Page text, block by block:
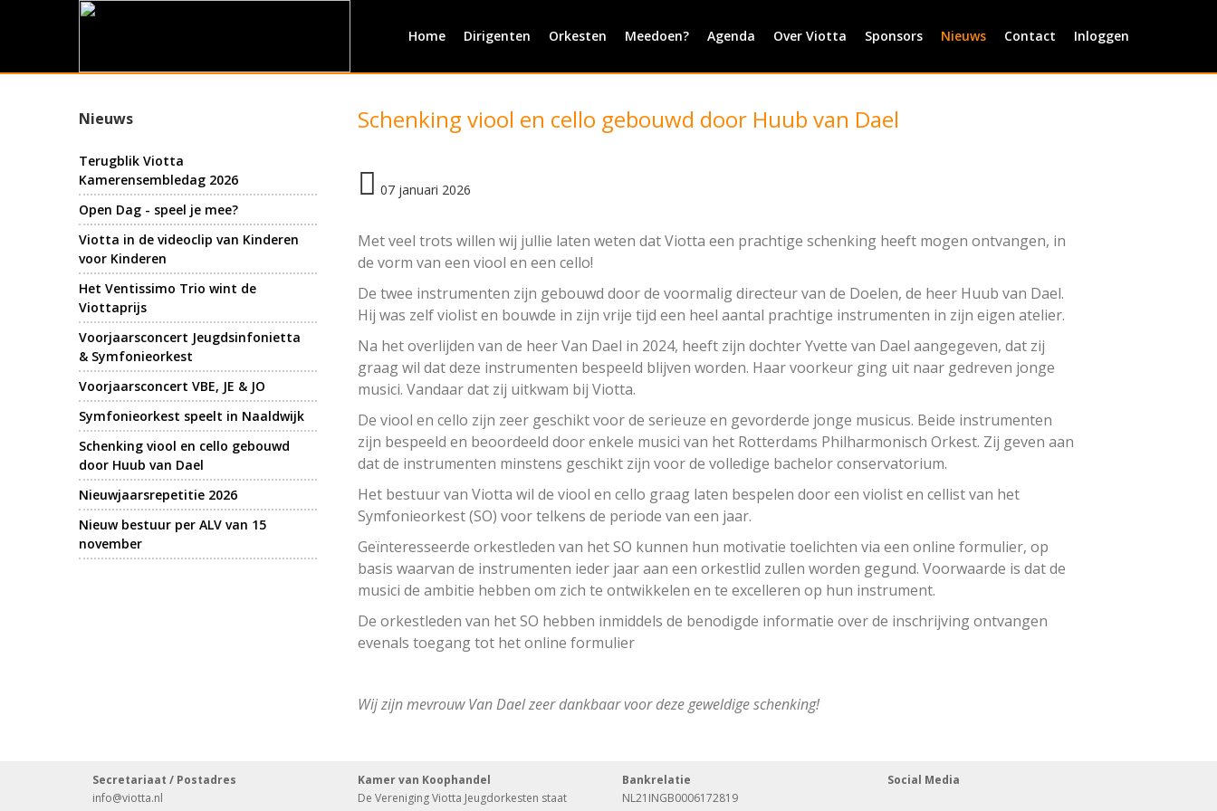
Home Dirigenten Orkesten Meedoen? Agenda Over Viotta Sponsors Nieuws Contact Inloggen
Schenking viool en cello gebouwd door Huub van Dael
07 januari 2026
Met veel trots willen wij jullie laten weten dat Viotta een prachtige schenking heeft mogen ontvangen, in
de vorm van een viool en een cello!
De twee instrumenten zijn gebouwd door de voormalig directeur van de Doelen, de heer Huub van Dael.
Hij was zelf violist en bouwde in zijn vrije tijd een heel aantal prachtige instrumenten in zijn eigen atelier.
Na het overlijden van de heer Van Dael in 2024, heeft zijn dochter Yvette van Dael aangegeven, dat zij
graag wil dat deze instrumenten bespeeld blijven worden. Haar voorkeur ging uit naar gedreven jonge
musici. Vandaar dat zij uitkwam bij Viotta.
De viool en cello zijn zeer geschikt voor de serieuze en gevorderde jonge musicus. Beide instrumenten
zijn bespeeld en beoordeeld door enkele musici van het Rotterdams Philharmonisch Orkest. Zij geven aan
dat de instrumenten minstens geschikt zijn voor de volledige bachelor conservatorium.
Het bestuur van Viotta wil de viool en cello graag laten bespelen door een violist en cellist van het
Symfonieorkest (SO) voor telkens de periode van een jaar.
Geïnteresseerde orkestleden van het SO kunnen hun motivatie toelichten via een online formulier, op
basis waarvan de instrumenten ieder jaar aan een orkestlid zullen worden gegund. Voorwaarde is dat de
musici de ambitie hebben om zich te ontwikkelen en te excelleren op hun instrument.
De orkestleden van het SO hebben inmiddels de benodigde informatie over de inschrijving ontvangen
evenals toegang tot het online formulier
Wij zijn mevrouw Van Dael zeer dankbaar voor deze geweldige schenking!
Nieuws
Terugblik Viotta
Kamerensembledag 2026
Open Dag - speel je mee?
Viotta in de videoclip van Kinderen
voor Kinderen
Het Ventissimo Trio wint de
Viottaprijs
Voorjaarsconcert Jeugdsinfonietta
& Symfonieorkest
Voorjaarsconcert VBE, JE & JO
Symfonieorkest speelt in Naaldwijk
Schenking viool en cello gebouwd
door Huub van Dael
Nieuwjaarsrepetitie 2026
Nieuw bestuur per ALV van 15
november
Secretariaat / Postadres
info@viotta.nl
Kamer van Koophandel
De Vereniging Viotta Jeugdorkesten staat
Bankrelatie
NL21INGB0006172819
Social Media